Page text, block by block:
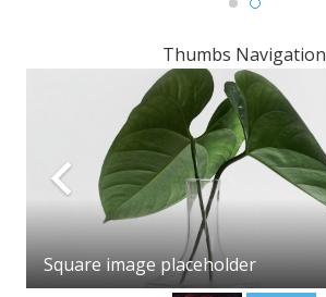
Thumbs Navigation
Square image placeholder